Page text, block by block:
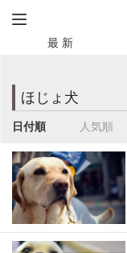
最 新
ほじょ犬
日付順 人気順